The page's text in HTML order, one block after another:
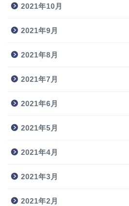
2021年10月
2021年9月
2021年8月
2021年7月
2021年6月
2021年5月
2021年4月
2021年3月
2021年2月